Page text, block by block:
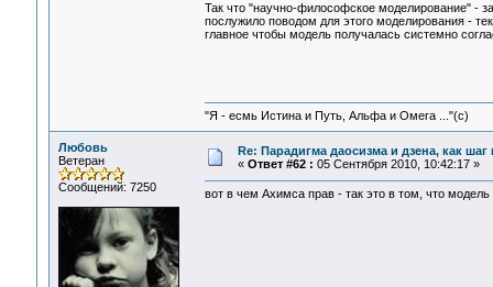
Так что "научно-философское моделирование" -
послужило поводом для этого моделирования -
главное чтобы модель получалась системно
"Я - есмь Истина и Путь, Альфа и Омега ..."(с)
Любовь
Ветеран
Сообщений: 7250
Re: Парадигма даосизма и дзена, как
« Ответ #62 : 05 Сентября 2010, 10:42:17 »
вот в чем Ахимса прав - так это в том, что модель